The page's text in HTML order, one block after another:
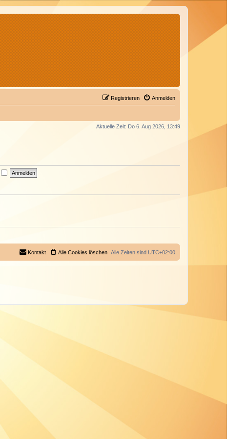
Anmelden
Registrieren
Aktuelle Zeit: Do 6. Aug 2026, 13:49
Alle Zeiten sind UTC+02:00
Alle Cookies löschen
Kontakt